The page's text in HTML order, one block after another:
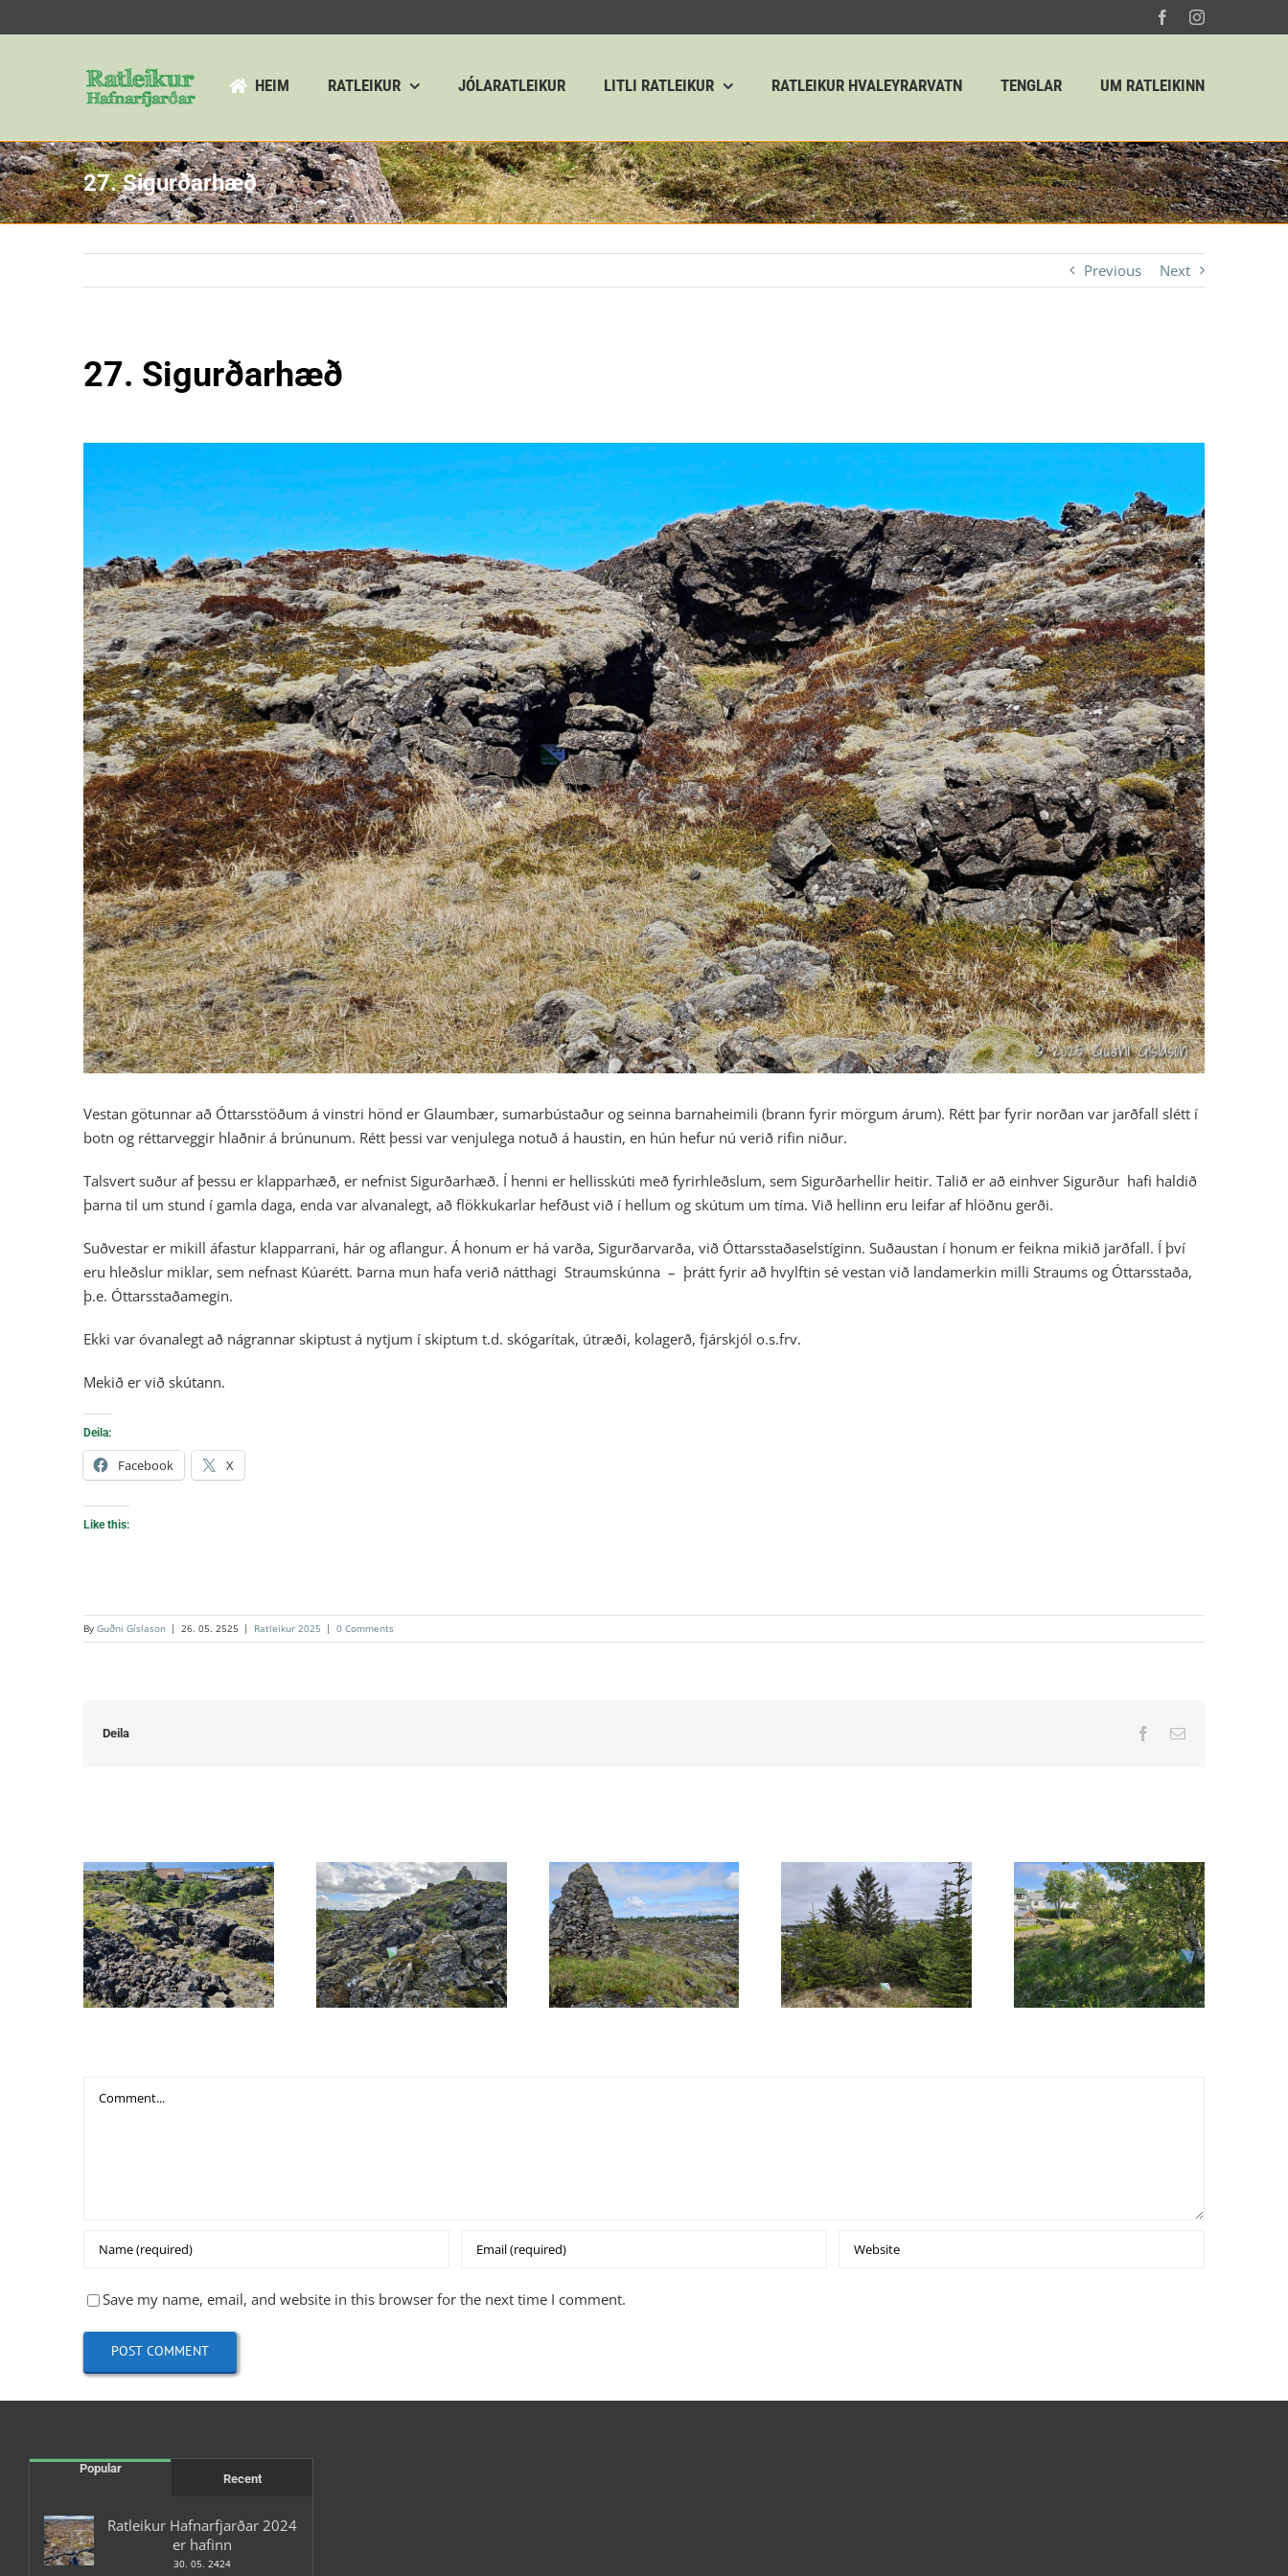
to
FacebookInstagram
HEIM RATLEIKUR JÓLARATLEIKUR LITLI RATLEIKUR RATLEIKUR HVALEYRARVATN TENGLAR UM RATLEIKINN
27. Sigurðarhæð Home Ratleikur 2025 27. Sigurðarhæð
Previous Next
27. Sigurðarhæð
Vestan götunnar að Óttarsstöðum á vinstri hönd er Glaumbær, sumarbústaður og seinna barnaheimili (brann fyrir mörgum árum). Rétt þar fyrir norðan var jarðfall slétt í
botn og réttarveggir hlaðnir á brúnunum. Rétt þessi var venjulega notuð á haustin, en hún hefur nú verið rifin niður.
Talsvert suður af þessu er klapparhæð, er nefnist Sigurðarhæð. Í henni er hellisskúti með fyrirhleðslum, sem Sigurðarhellir heitir. Talið er að einhver Sigurður hafi haldið
þarna til um stund í gamla daga, enda var alvanalegt, að flökkukarlar hefðust við í hellum og skútum um tíma. Við hellinn eru leifar af hlöðnu gerði.
Suðvestar er mikill áfastur klapparrani, hár og aflangur. Á honum er há varða, Sigurðarvarða, við Óttarsstaðaselstíginn. Suðaustan í honum er feikna mikið jarðfall. Í því
eru hleðslur miklar, sem nefnast Kúarétt. Þarna mun hafa verið nátthagi Straumskúnna – þrátt fyrir að hvylftin sé vestan við landamerkin milli Straums og Óttarsstaða,
þ.e. Óttarsstaðamegin.
Ekki var óvanalegt að nágrannar skiptust á nytjum í skiptum t.d. skógarítak, útræði, kolagerð, fjárskjól o.s.frv.
Mekið er við skútann.
Deila:
Facebook X
Like this:
By Guðni Gíslason | 26. 05. 2525 | Ratleikur 2025 | 0 Comments
Deila Facebook
Email
1. Hæðin / Ljósaklif 2. Hádegishóll 3. Miðaftanhóll 4. Hamarinn 5. Holtið
Save my name, email, and website in this browser for the next time I comment.
Popular
Recent
Ratleikur Hafnarfjarðar 2024
er hafinn
30. 05. 2424